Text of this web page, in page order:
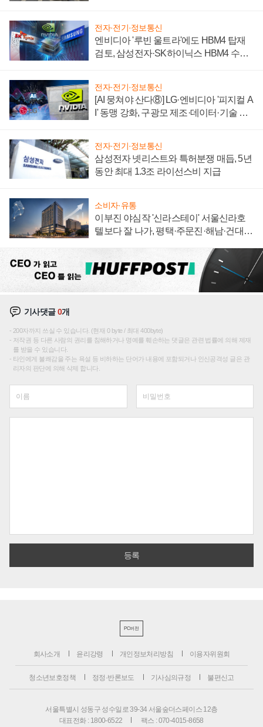
전자·전기·정보통신
엔비디아 '루빈 울트라'에도 HBM4 탑재
검토, 삼성전자·SK하이닉스 HBM4 수율
전자·전기·정보통신
[AI 뭉쳐야 산다⑧] LG·엔비디아 '피지컬 A
I' 동맹 강화, 구광모 제조·데이터·기술 결
전자·전기·정보통신
삼성전자 넷리스트와 특허분쟁 매듭, 5년
동안 최대 1.3조 라이선스비 지급
소비자·유통
이부진 야심작 '신라스테이' 서울신라호
텔보다 잘 나가, 평택·주문진·해남·건대로
기사댓글0개
200자까지 쓰실 수 있습니다. (현재 0 byte / 최대 400byte)
저작권 등 다른 사람의 권리를 침해하거나 명예를 훼손하는 댓글은 관련 법률에 의해 제재
를 받을 수 있습니다.
타인에게 불쾌감을 주는 욕설 등 비하하는 단어가 내용에 포함되거나 인신공격성 글은 관
리자의 판단에 의해 삭제 합니다.
PC버전
회사소개 윤리강령 개인정보처리방침 이용자위원회
청소년보호정책 정정·반론보도 기사심의규정 불편신고
서울특별시 성동구 성수일로 39-34 서울숲더스페이스 12층
대표전화 : 1800-6522
팩스 : 070-4015-8658